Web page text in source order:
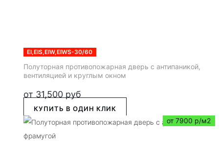
EI,EIS,EIW,EIWS-30/60
Полуторная противопожарная дверь с антипаникой,
вентиляцией и круглым окном
от 31,500 руб
КУПИТЬ В ОДИН КЛИК
от 7900 р/м2